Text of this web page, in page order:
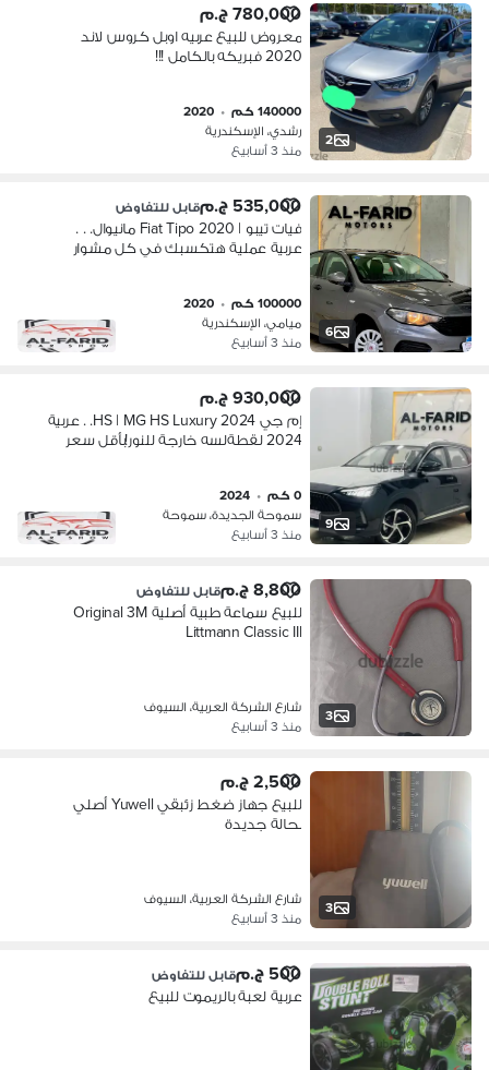
2
780,000 ج.م
معروض للبيع عربيه اوبل كروس لاند
2020 فبريكه بالكامل !!!
140000 كم •
2020
رشدي، الإسكندرية
منذ 3 أسابيع
6
535,000 ج.م قابل للتفاوض
فيات تيبو | Fiat Tipo 2020 مانيوال. . .
عربية عملية هتكسبك في كل مشوار
100000 كم •
2020
ميامي، الإسكندرية
منذ 3 أسابيع
9
930,000 ج.م
إم جي HS | MG HS Luxury 2024. . عربية
2024 لقطةلسه خارجة للنور!بأقل سعر
0 كم •
2024
سموحة الجديدة، سموحة
منذ 3 أسابيع
3
8,800 ج.م قابل للتفاوض
للبيع سماعة طبية أصلية Original 3M
Littmann Classic III
شارع الشركة العربية، السيوف
منذ 3 أسابيع
3
2,500 ج.م
للبيع جهاز ضغط زئبقي Yuwell أصلي
بحالة جديدة
شارع الشركة العربية، السيوف
منذ 3 أسابيع
500 ج.م قابل للتفاوض
عربية لعبة بالريموت للبيع